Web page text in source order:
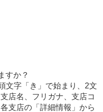
すか？
文字「き」で始まり、2文
店名、フリガナ、支店コ
支店の「詳細情報」から